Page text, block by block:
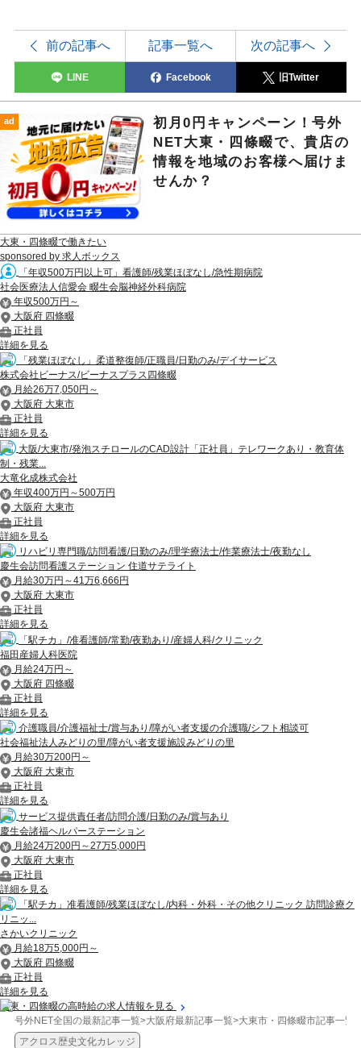
前の記事へ 記事一覧へ 次の記事へ
LINE Facebook 旧Twitter
ad
初月0円キャンペーン！号外
NET大東・四條畷で、貴店の
情報を地域のお客様へ届けま
せんか？
大東・四條畷で働きたい
sponsored by 求人ボックス
「年収500万円以上可」看護師/残業ほぼなし/急性期病院
社会医療法人信愛会 畷生会脳神経外科病院
年収500万円～
大阪府 四條畷
正社員
詳細を見る
「残業ほぼなし」柔道整復師/正職員/日勤のみ/デイサービス
株式会社ビーナス/ビーナスプラス四條畷
月給26万7,050円～
大阪府 大東市
正社員
詳細を見る
大阪/大東市/発泡スチロールのCAD設計「正社員」テレワークあり・教育体
制・残業...
大竜化成株式会社
年収400万円～500万円
大阪府 大東市
正社員
詳細を見る
リハビリ専門職/訪問看護/日勤のみ/理学療法士/作業療法士/夜勤なし
慶生会訪問看護ステーション 住道サテライト
月給30万円～41万6,666円
大阪府 大東市
正社員
詳細を見る
「駅チカ」/准看護師/常勤/夜勤あり/産婦人科/クリニック
福田産婦人科医院
月給24万円～
大阪府 四條畷
正社員
詳細を見る
介護職員/介護福祉士/賞与あり/障がい者支援の介護職/シフト相談可
社会福祉法人みどりの里/障がい者支援施設みどりの里
月給30万200円～
大阪府 大東市
正社員
詳細を見る
サービス提供責任者/訪問介護/日勤のみ/賞与あり
慶生会諸福ヘルパーステーション
月給24万200円～27万5,000円
大阪府 大東市
正社員
詳細を見る
「駅チカ」准看護師/残業ほぼなし/内科・外科・その他クリニック 訪問診療ク
リニッ...
さかいクリニック
月給18万5,000円～
大阪府 四條畷
正社員
詳細を見る
大東・四條畷の高時給の求人情報を見る
号外NET全国の最新記事一覧>大阪府最新記事一覧>大東市・四條畷市記事一覧
アクロス歴史文化カレッジ